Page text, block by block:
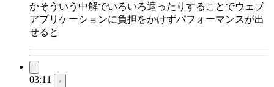
かそういう中解でいろいろ遮ったりすることでウェブ
アプリケーションに負担をかけずパフォーマンスが出
せると
03:11